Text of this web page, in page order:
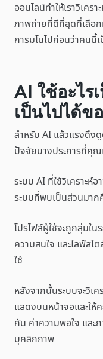
ออนไลน์ทำให้เราวิเค
ภาพถ่ายที่ดีที่สุดที่เลือก
การมโนไปก่อนว่าคนนี้
AI ใช้อะไ
เป็นไปได้ข
สำหรับ AI แล้วแรงดึง
ปัจจัยบางประการที่คุณ
ระบบ AI ที่ใช้วิเคราะ
ระบบที่พบเป็นส่วนมา
โปรไฟล์ผู้ใช้จะถูกสุ่มใ
ความสนใจ และไลฟ์ส
ใช้
หลังจากนั้นระบบจะวิเ
แสดงบนหน้าจอและให้
กัน ค่าความพอใจ และ
บุคลิกภาพ